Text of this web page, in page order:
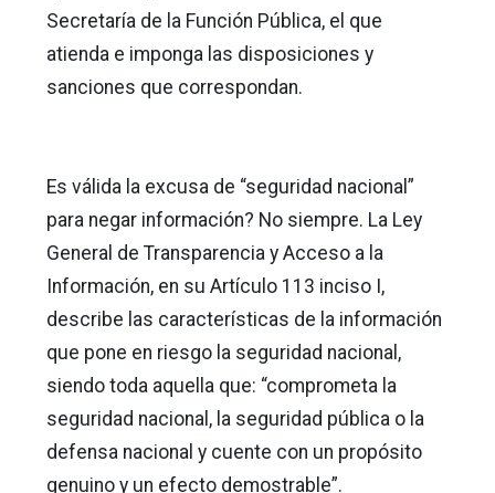
Secretaría de la Función Pública, el que
atienda e imponga las disposiciones y
sanciones que correspondan.
Es válida la excusa de “seguridad nacional”
para negar información? No siempre. La Ley
General de Transparencia y Acceso a la
Información, en su Artículo 113 inciso I,
describe las características de la información
que pone en riesgo la seguridad nacional,
siendo toda aquella que: “comprometa la
seguridad nacional, la seguridad pública o la
defensa nacional y cuente con un propósito
genuino y un efecto demostrable”.